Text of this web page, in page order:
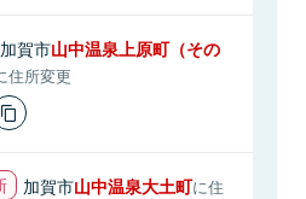
加賀市山中温泉上原町（その
住所変更
加賀市山中温泉大土町に住